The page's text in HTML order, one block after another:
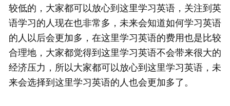
较低的，大家都可以放心到这里学习英语，关注到英
语学习的人现在也非常多，未来会知道如何学习英语
的人以后会更加多，在这里学习英语的费用也是比较
合理地，大家都觉得到这里学习英语不会带来很大的
经济压力，所以大家都可以放心到这里学习英语，未
来会选择到这里学习英语的人也会更加多了。